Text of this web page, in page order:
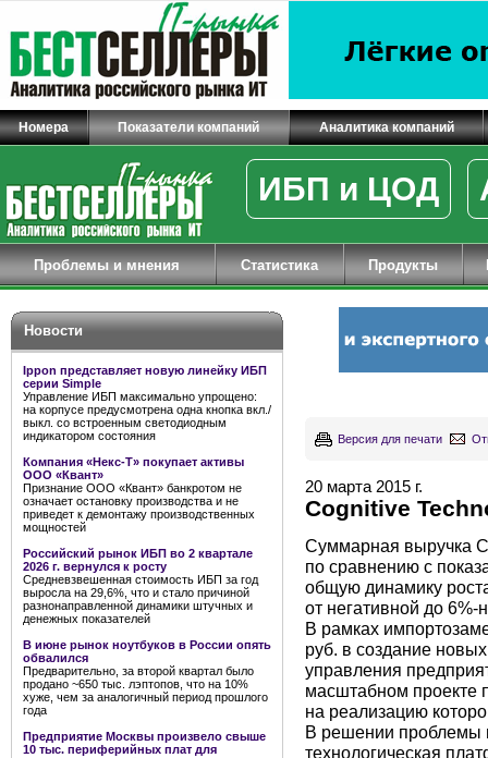
Номера Показатели компаний Аналитика компаний
ИБП и ЦОД
Проблемы и мнения Статистика Продукты
Новости
Ippon представляет новую линейку ИБП
серии Simple
Управление ИБП максимально упрощено:
на корпусе предусмотрена одна кнопка вкл./
выкл. со встроенным светодиодным
индикатором состояния
Компания «Некс-Т» покупает активы
ООО «Квант»
Признание ООО «Квант» банкротом не
означает остановку производства и не
приведет к демонтажу производственных
мощностей
Российский рынок ИБП во 2 квартале
2026 г. вернулся к росту
Средневзвешенная стоимость ИБП за год
выросла на 29,6%, что и стало причиной
разнонаправленной динамики штучных и
денежных показателей
В июне рынок ноутбуков в России опять
обвалился
Предварительно, за второй квартал было
продано ~650 тыс. лэптопов, что на 10%
хуже, чем за аналогичный период прошлого
года
Предприятие Москвы произвело свыше
10 тыс. периферийных плат для
Версия для печати
20 марта 2015 г.
Cognitive
Суммарная выручка
по сравнению с
общую динамику
от негативной до 6%-
В рамках
руб. в создание
управления
масштабном проекте
на реализацию
В решении проблемы
технологическая